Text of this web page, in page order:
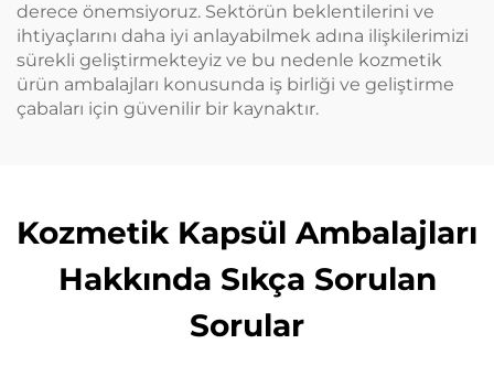
derece önemsiyoruz. Sektörün beklentilerini ve
ihtiyaçlarını daha iyi anlayabilmek adına ilişkilerimizi
sürekli geliştirmekteyiz ve bu nedenle kozmetik
ürün ambalajları konusunda iş birliği ve geliştirme
çabaları için güvenilir bir kaynaktır.
Kozmetik Kapsül Ambalajları
Hakkında Sıkça Sorulan
Sorular